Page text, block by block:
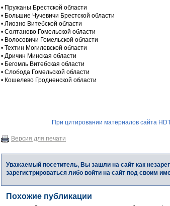
• Пружаны Брестской области
• Большие Чучевичи Брестской области
• Лиозно Витебской области
• Солтаново Гомельской области
• Волосовичи Гомельской области
• Техтин Могилевской области
• Дричин Минская области
• Бегомль Витебская области
• Слобода Гомельской области
• Кошелево Гродненской области
При цитировании материалов сайта
Версия для печати
Уважаемый посетитель, Вы зашли на сайт как
зарегистрироваться либо войти на сайт под своим
Похожие публикации